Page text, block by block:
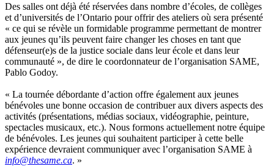
Des salles ont déjà été réservées dans nombre d’écoles, de collèges
et d’universités de l’Ontario pouroffrirdes ateliers où sera présenté
« ce qui se révèle un formidable programme permettant de montrer
aux jeunes qu’ils peuvent faire changer les choses en tant que
défenseur(e)s de la justice sociale dans leur école et dans leur
communauté », de dire le coordonnateurde l’organisation SAME,
Pablo Godoy.
« La tournée débordante d’action offre également aux jeunes
bénévoles une bonne occasion de contribueraux divers aspects des
activités (présentations, médias sociaux, vidéographie, peinture,
spectacles musicaux, etc.). Nous formons actuellement notre équipe
de bénévoles. Les jeunes qui souhaitent participer à cette belle
expérience devraient communiquer avec l’organisation SAME à
info@thesame.ca. »